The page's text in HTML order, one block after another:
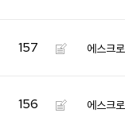
157 에스크
156 에스크